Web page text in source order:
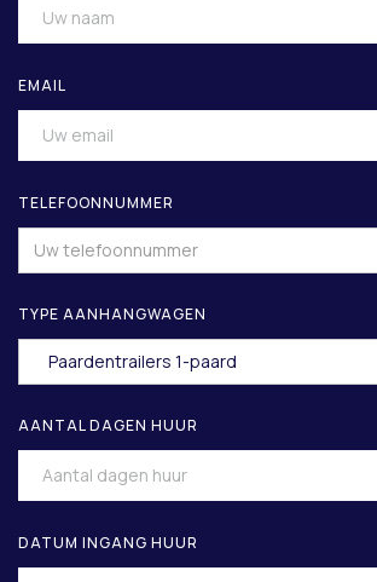
EMAIL
TELEFOONNUMMER
TYPE AANHANGWAGEN
AANTAL DAGEN HUUR
DATUM INGANG HUUR